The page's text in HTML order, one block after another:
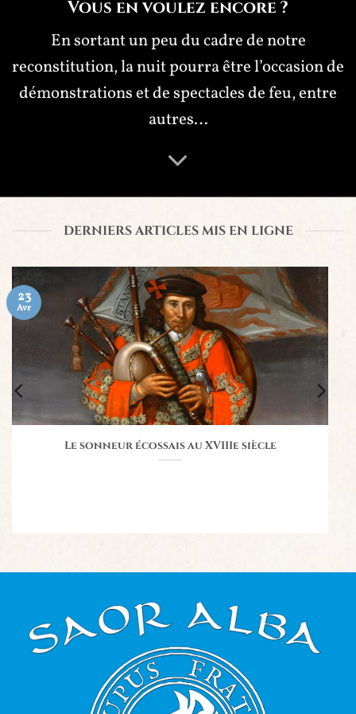
Vous en voulez encore ?
En sortant un peu du cadre de notre
reconstitution, la nuit pourra être l’occasion de
démonstrations et de spectacles de feu, entre
autres…
DERNIERS ARTICLES MIS EN LIGNE
Le sonneur écossais au XVIIIe siècle
23
Avr